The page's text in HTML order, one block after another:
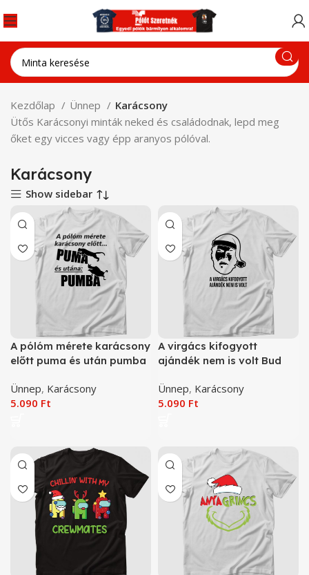
Kezdőlap Ünnep
Karácsony
Ütős Karácsonyi minták neked és családodnak, lepd meg
őket egy vicces vagy épp aranyos pólóval.
Karácsony
Show sidebar
A pólóm mérete karácsony
előtt puma és után pumba
Ünnep, Karácsony
5.090 Ft
A virgács kifogyott
ajándék nem is volt Bud
Ünnep, Karácsony
5.090 Ft